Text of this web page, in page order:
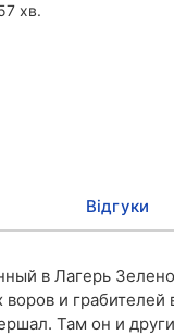
хв.
Відгуки
в Лагерь
и грабителей
Там он и